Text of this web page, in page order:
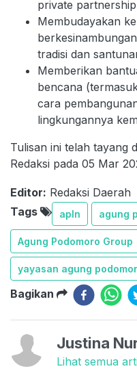
private
Membudayakan
tradisi dan
Memberikan
bencana
cara
lingkungannya
Tulisan ini telah tayang
Redaksi pada 05 Mar
Editor: Redaksi Daerah
Tags
apln agung
Agung Podomoro Group
yayasan agung
Bagikan
Justina
Lihat semua